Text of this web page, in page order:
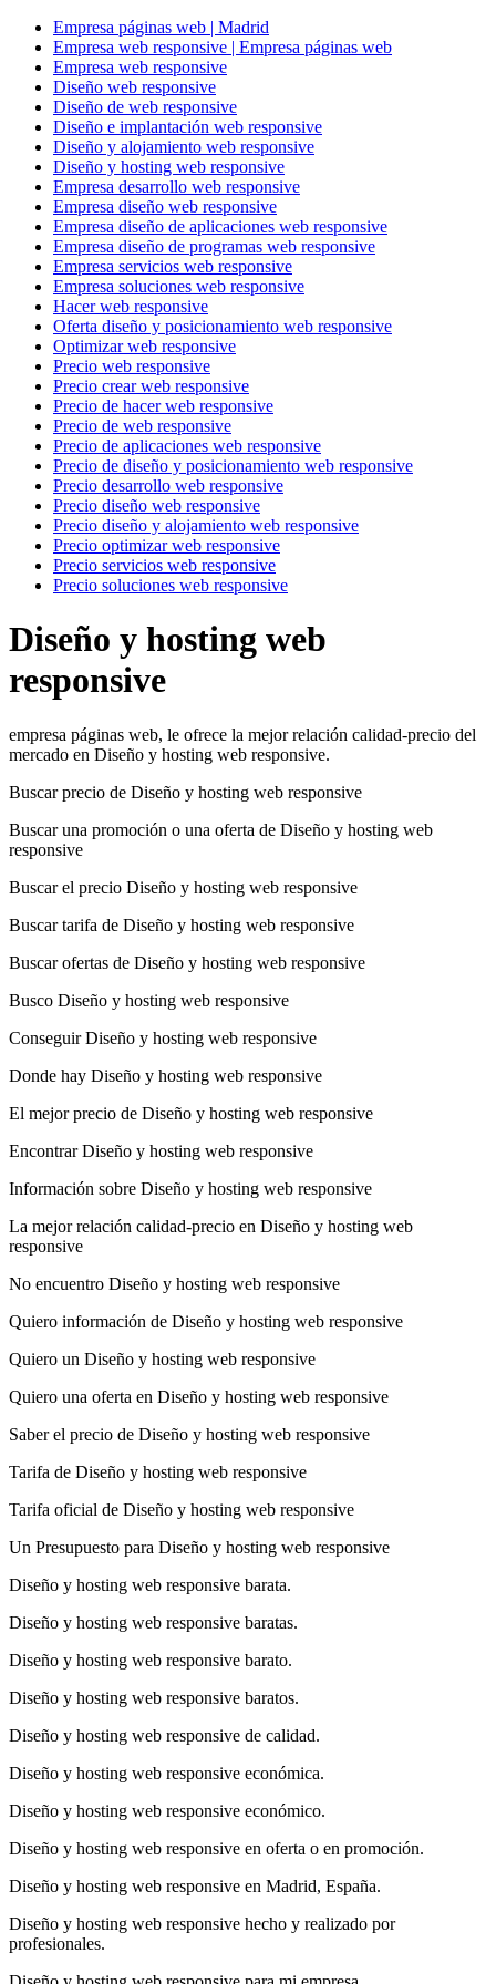
Empresa páginas web | Madrid
Empresa web responsive | Empresa páginas web
Empresa web responsive
Diseño web responsive
Diseño de web responsive
Diseño e implantación web responsive
Diseño y alojamiento web responsive
Diseño y hosting web responsive
Empresa desarrollo web responsive
Empresa diseño web responsive
Empresa diseño de aplicaciones web responsive
Empresa diseño de programas web responsive
Empresa servicios web responsive
Empresa soluciones web responsive
Hacer web responsive
Oferta diseño y posicionamiento web responsive
Optimizar web responsive
Precio web responsive
Precio crear web responsive
Precio de hacer web responsive
Precio de web responsive
Precio de aplicaciones web responsive
Precio de diseño y posicionamiento web responsive
Precio desarrollo web responsive
Precio diseño web responsive
Precio diseño y alojamiento web responsive
Precio optimizar web responsive
Precio servicios web responsive
Precio soluciones web responsive
Diseño y hosting web
responsive
empresa páginas web, le ofrece la mejor relación calidad-precio del
mercado en Diseño y hosting web responsive.
Buscar precio de Diseño y hosting web responsive
Buscar una promoción o una oferta de Diseño y hosting web
responsive
Buscar el precio Diseño y hosting web responsive
Buscar tarifa de Diseño y hosting web responsive
Buscar ofertas de Diseño y hosting web responsive
Busco Diseño y hosting web responsive
Conseguir Diseño y hosting web responsive
Donde hay Diseño y hosting web responsive
El mejor precio de Diseño y hosting web responsive
Encontrar Diseño y hosting web responsive
Información sobre Diseño y hosting web responsive
La mejor relación calidad-precio en Diseño y hosting web
responsive
No encuentro Diseño y hosting web responsive
Quiero información de Diseño y hosting web responsive
Quiero un Diseño y hosting web responsive
Quiero una oferta en Diseño y hosting web responsive
Saber el precio de Diseño y hosting web responsive
Tarifa de Diseño y hosting web responsive
Tarifa oficial de Diseño y hosting web responsive
Un Presupuesto para Diseño y hosting web responsive
Diseño y hosting web responsive barata.
Diseño y hosting web responsive baratas.
Diseño y hosting web responsive barato.
Diseño y hosting web responsive baratos.
Diseño y hosting web responsive de calidad.
Diseño y hosting web responsive económica.
Diseño y hosting web responsive económico.
Diseño y hosting web responsive en oferta o en promoción.
Diseño y hosting web responsive en Madrid, España.
Diseño y hosting web responsive hecho y realizado por
profesionales.